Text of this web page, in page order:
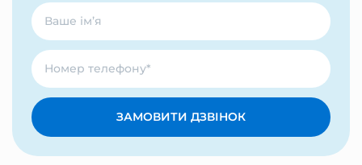
ЗАМОВИТИ ДЗВІНОК